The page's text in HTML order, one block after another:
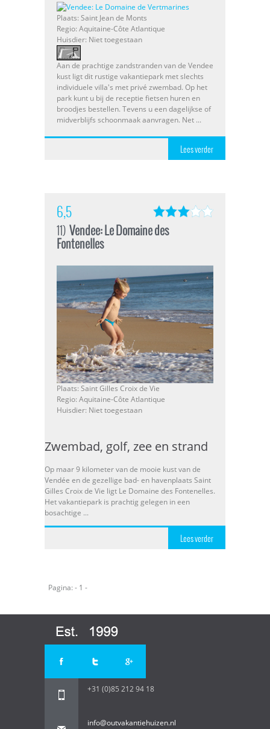
Plaats: Saint Jean de Monts
Regio: Aquitaine-Côte Atlantique
Huisdier: Niet toegestaan
Aan de prachtige zandstranden van de Vendee
kust ligt dit rustige vakantiepark met slechts
individuele villa's met privé zwembad. Op het
park kunt u bij de receptie fietsen huren en
broodjes bestellen. Tevens u een dagelijkse of
midverblijfs schoonmaak aanvragen. Net ...
Lees verder
6,5
11) Vendee: Le Domaine des
Fontenelles
Plaats: Saint Gilles Croix de Vie
Regio: Aquitaine-Côte Atlantique
Huisdier: Niet toegestaan
Zwembad, golf, zee en strand
Op maar 9 kilometer van de mooie kust van de
Vendée en de gezellige bad- en havenplaats Saint
Gilles Croix de Vie ligt Le Domaine des Fontenelles.
Het vakantiepark is prachtig gelegen in een
bosachtige ...
Lees verder
Pagina: - 1 -
+31 (0)85 212 94 18
info@outvakantiehuizen.nl